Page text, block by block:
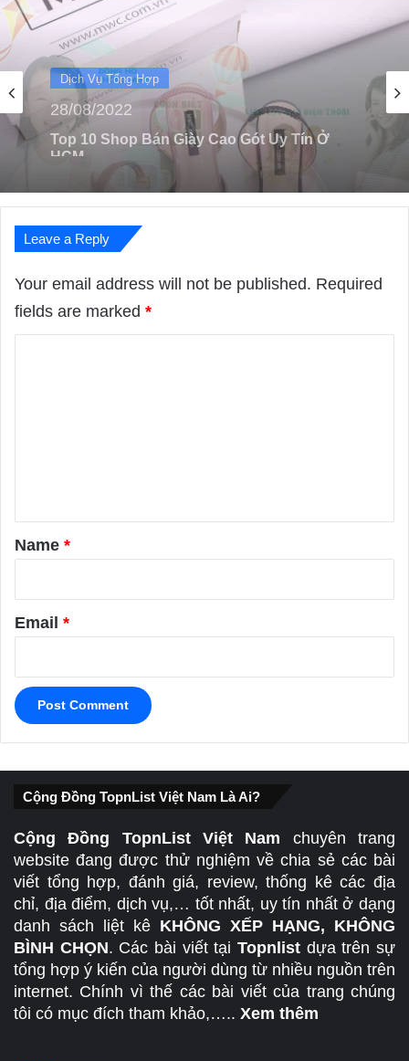
Dịch Vụ Tổng Hợp
30/08/2022
Top 8 Shop Bán Đồng Hồ Định Vị Trẻ Em
Nổi Tiếng Tại Hà Nội
Leave a Reply
Your email address will not be published. Required
fields are marked *
*
Name *
Email *
Cộng Đồng TopnList Việt Nam Là Ai?
Cộng Đồng TopnList Việt Nam chuyên trang
website đang được thử nghiệm về chia sẻ các bài
viết tổng hợp, đánh giá, review, thống kê các địa
chỉ, địa điểm, dịch vụ,… tốt nhất, uy tín nhất ở dạng
danh sách liệt kê KHÔNG XẾP HẠNG, KHÔNG
BÌNH CHỌN. Các bài viết tạiTopnlist dựa trên sự
tổng hợp ý kiến của người dùng từ nhiều nguồn trên
internet. Chính vì thế các bài viết của trang chúng
tôi có mục đích tham khảo,….. Xem thêm